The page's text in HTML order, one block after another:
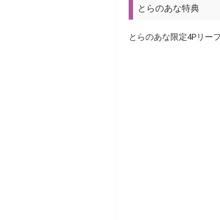
とらのあな特典
とらのあな限定4Pリー